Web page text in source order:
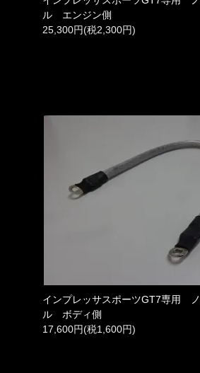
ル エンジン側
25,300円(税2,300円)
インプレッサスポーツGT7専用
ル ボディ側
17,600円(税1,600円)